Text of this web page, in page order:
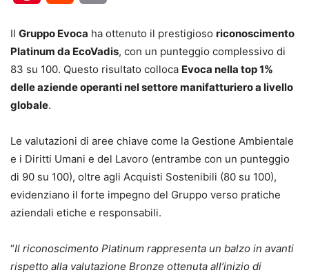
Il Gruppo Evoca ha ottenuto il prestigioso riconoscimento
Platinum da EcoVadis, con un punteggio complessivo di
83 su 100. Questo risultato colloca Evoca nella top 1%
delle aziende operanti nel settore manifatturiero a livello
globale.
Le valutazioni di aree chiave come la Gestione Ambientale
e i Diritti Umani e del Lavoro (entrambe con un punteggio
di 90 su 100), oltre agli Acquisti Sostenibili (80 su 100),
evidenziano il forte impegno del Gruppo verso pratiche
aziendali etiche e responsabili.
“Il riconoscimento Platinum rappresenta un balzo in avanti
rispetto alla valutazione Bronze ottenuta all’inizio di